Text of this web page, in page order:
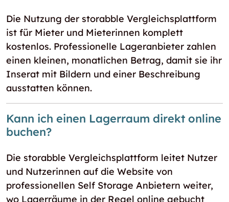
Die Nutzung der storabble Vergleichsplattform
ist für Mieter und Mieterinnen komplett
kostenlos. Professionelle Lageranbieter zahlen
einen kleinen, monatlichen Betrag, damit sie ihr
Inserat mit Bildern und einer Beschreibung
ausstatten können.
Kann ich einen Lagerraum direkt online
buchen?
Die storabble Vergleichsplattform leitet Nutzer
und Nutzerinnen auf die Website von
professionellen Self Storage Anbietern weiter,
wo Lagerräume in der Regel online gebucht